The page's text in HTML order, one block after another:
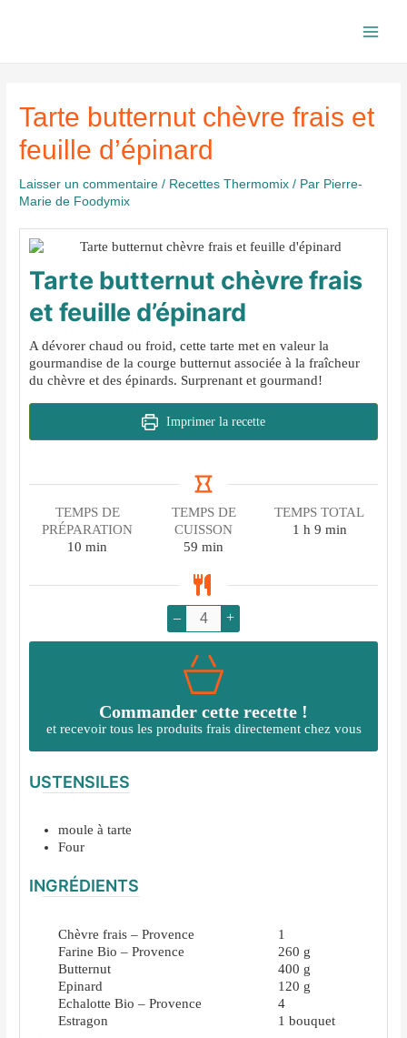
Tarte butternut chèvre frais et
feuille d’épinard
Laisser un commentaire / Recettes Thermomix / Par Pierre-
Marie de Foodymix
Tarte butternut chèvre frais
et feuille d’épinard
A dévorer chaud ou froid, cette tarte met en valeur la
gourmandise de la courge butternut associée à la fraîcheur
du chèvre et des épinards. Surprenant et gourmand!
Imprimer la recette
TEMPS DE
PRÉPARATION
10 minutes
min
TEMPS DE
CUISSON
59 minutes
min
TEMPS TOTAL
1 heure
h 9minutes
min
– +
Commander cette recette !
et recevoir tous les produits frais directement chez vous
USTENSILES
moule à tarte
Four
INGRÉDIENTS
Chèvre frais – Provence
1
Farine Bio – Provence
260 g
Butternut
400 g
Epinard
120 g
Echalotte Bio – Provence
4
Estragon
1 bouquet